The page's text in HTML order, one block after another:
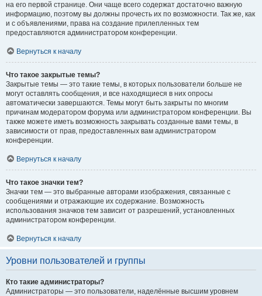
на его первой странице. Они чаще всего содержат достаточно важную
информацию, поэтому вы должны прочесть их по возможности. Так же, как
и с объявлениями, права на создание прилепленных тем
предоставляются администратором конференции.
Вернуться к началу
Что такое закрытые темы?
Закрытые темы — это такие темы, в которых пользователи больше не
могут оставлять сообщения, и все находящиеся в них опросы
автоматически завершаются. Темы могут быть закрыты по многим
причинам модератором форума или администратором конференции. Вы
также можете иметь возможность закрывать созданные вами темы, в
зависимости от прав, предоставленных вам администратором
конференции.
Вернуться к началу
Что такое значки тем?
Значки тем — это выбранные авторами изображения, связанные с
сообщениями и отражающие их содержание. Возможность
использования значков тем зависит от разрешений, установленных
администратором конференции.
Вернуться к началу
Уровни пользователей и группы
Кто такие администраторы?
Администраторы — это пользователи, наделённые высшим уровнем